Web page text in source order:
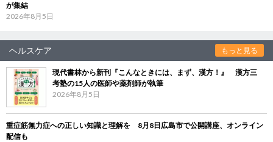
が集結
2026年8月5日
ヘルスケア もっと見る
現代書林から新刊『こんなときには、まず、漢方！』 漢方三
考塾の15人の医師や薬剤師が執筆
2026年8月5日
重症筋無力症への正しい知識と理解を 8月8日広島市で公開講座、オンライン
配信も